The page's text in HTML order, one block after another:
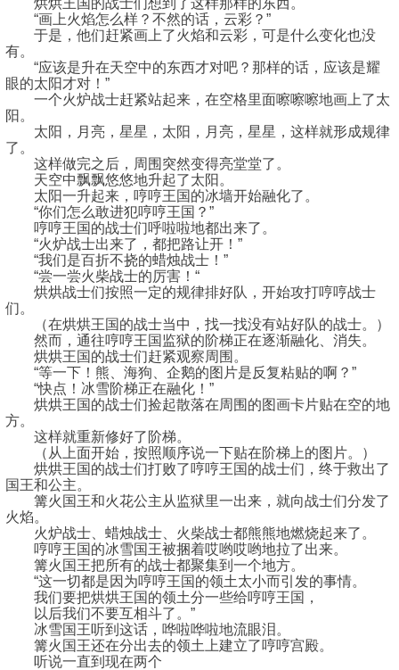
烘烘王国的战士们想到了这样那样的东西。
“画上火焰怎么样？不然的话，云彩？”
于是，他们赶紧画上了火焰和云彩，可是什么变化也没
有。
“应该是升在天空中的东西才对吧？那样的话，应该是耀
眼的太阳才对！”
一个火炉战士赶紧站起来，在空格里面嚓嚓嚓地画上了太
阳。
太阳，月亮，星星，太阳，月亮，星星，这样就形成规律
了。
这样做完之后，周围突然变得亮堂堂了。
天空中飘飘悠悠地升起了太阳。
太阳一升起来，哼哼王国的冰墙开始融化了。
“你们怎么敢进犯哼哼王国？”
哼哼王国的战士们呼啦啦地都出来了。
“火炉战士出来了，都把路让开！”
“我们是百折不挠的蜡烛战士！”
“尝一尝火柴战士的厉害！“
烘烘战士们按照一定的规律排好队，开始攻打哼哼战士
们。
（在烘烘王国的战士当中，找一找没有站好队的战士。）
然而，通往哼哼王国监狱的阶梯正在逐渐融化、消失。
烘烘王国的战士们赶紧观察周围。
“等一下！熊、海狗、企鹅的图片是反复粘贴的啊？”
“快点！冰雪阶梯正在融化！”
烘烘王国的战士们捡起散落在周围的图画卡片贴在空的地
方。
这样就重新修好了阶梯。
（从上面开始，按照顺序说一下贴在阶梯上的图片。）
烘烘王国的战士们打败了哼哼王国的战士们，终于救出了
国王和公主。
篝火国王和火花公主从监狱里一出来，就向战士们分发了
火焰。
火炉战士、蜡烛战士、火柴战士都熊熊地燃烧起来了。
哼哼王国的冰雪国王被捆着哎哟哎哟地拉了出来。
篝火国王把所有的战士都聚集到一个地方。
“这一切都是因为哼哼王国的领土太小而引发的事情。
我们要把烘烘王国的领土分一些给哼哼王国，
以后我们不要互相斗了。”
冰雪国王听到这话，哗啦哗啦地流眼泪。
篝火国王还在分出去的领土上建立了哼哼宫殿。
听说一直到现在两个